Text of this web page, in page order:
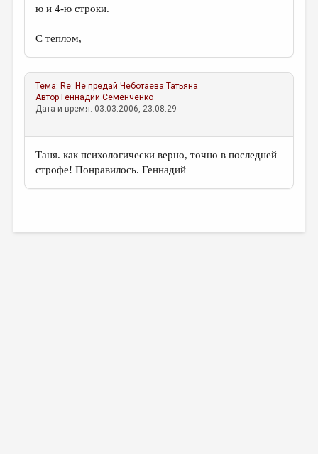
ю и 4-ю строки.
С теплом,
Тема: Re: Не предай Чеботаева Татьяна
Автор Геннадий Семенченко
Дата и время: 03.03.2006, 23:08:29
Таня. как психологически верно, точно в последней
строфе! Понравилось. Геннадий